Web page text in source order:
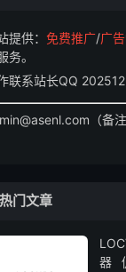
提供： 免费推广/广
务。
联系站长QQ
（备注
热门文章
器